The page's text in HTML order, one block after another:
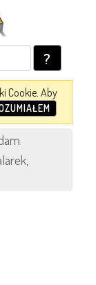
?
Cookie. Aby